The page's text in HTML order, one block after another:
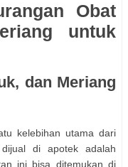
Obat
untuk
dan Meriang
kelebihan utama dari
di apotek adalah
ini bisa ditemukan di